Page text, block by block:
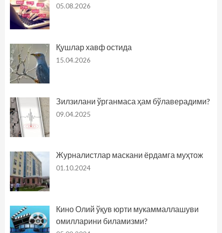
05.08.2026
Қушлар хавф остида
15.04.2026
Зилзилани ўрганмаса ҳам бўлаверадими?
09.04.2025
Журналистлар маскани ёрдамга муҳтож
01.10.2024
Кино Олий ўқув юрти мукаммаллашуви
омилларини биламизми?